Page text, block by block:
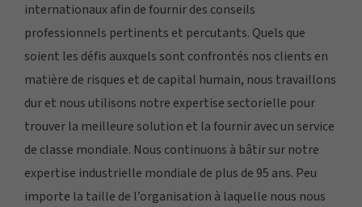
internationaux afin de fournir des conseils
professionnels pertinents et percutants. Quels que
soient les défis auxquels sont confrontés nos clients en
matière de risques et de capital humain, nous travaillons
dur et nous utilisons notre expertise sectorielle pour
trouver la meilleure solution et la fournir avec un service
de classe mondiale. Nous continuons à bâtir sur notre
expertise industrielle mondiale de plus de 95 ans. Peu
importe la taille de l’organisation à laquelle nous nous